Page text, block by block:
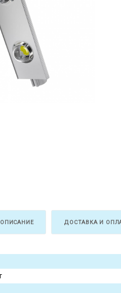
ОПИСАНИЕ ДОСТАВКА И